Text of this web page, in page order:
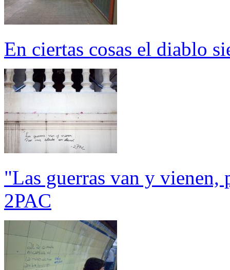
En ciertas cosas el diablo
"Las guerras van y vienen,
2PAC